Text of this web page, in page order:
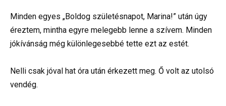
Minden egyes „Boldog születésnapot, Marina!” után úgy
éreztem, mintha egyre melegebb lenne a szívem. Minden
jókívánság még különlegesebbé tette ezt az estét.
Nelli csak jóval hat óra után érkezett meg. Ő volt az utolsó
vendég.